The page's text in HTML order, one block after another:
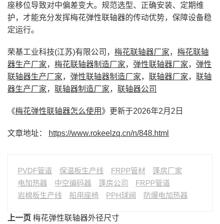
座移位导致对中偏差变大。规范选型、正确安装、定期维
护，才能充分发挥梅花弹性联轴器的传动优势，保障设备稳
定运行。
荣基工业科技(江苏)有限公司， 梅花联轴器厂家， 梅花联轴
器生产厂家， 梅花联轴器制造厂家， 弹性联轴器厂家， 弹性
联轴器生产厂家， 弹性联轴器制造厂家， 联轴器厂家， 联轴
器生产厂家， 联轴器制造厂家， 联轴器公司
《梅花弹性联轴器怎么使用 》更新于2026年2月2日
文章地址： https://www.rokeelzq.cn/n/848.html
PVDF管道 保温板生产线 FRPP管材
篷房厂家
电加热器
中空编码器 篷房公司
FRPP管道
岩棉板生产线
船用座椅 PPH球阀 防爆电加热器
上一页 梅花弹性联轴器外径尺寸